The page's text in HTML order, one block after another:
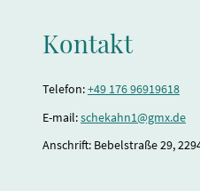
Kontakt
Telefon:+49 176 96919618
E-mail:schekahn1@gmx.de
Anschrift: Bebelstraße 29,